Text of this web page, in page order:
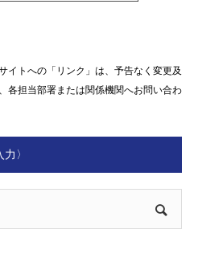
イトへの「リンク」は、予告なく変更及
各担当部署または関係機関へお問い合わ
〉